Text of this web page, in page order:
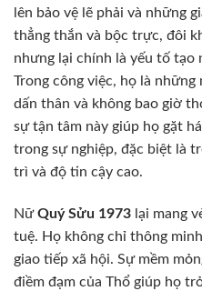
lên bảo vệ lẽ phải và những
thẳng thắn và bộc trực, đôi
nhưng lại chính là yếu tố tạo
Trong công việc, họ là những
dấn thân và không bao giờ
sự tận tâm này giúp họ gặt
trong sự nghiệp, đặc biệt là
trì và độ tin cậy cao.
NữQuý Sửu 1973 lại mang
tuệ. Họ không chỉ thông
giao tiếp xã hội. Sự mềm
điềm đạm của Thổ giúp họ